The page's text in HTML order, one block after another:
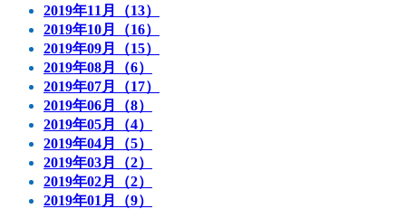
2019年11月（13）
2019年10月（16）
2019年09月（15）
2019年08月（6）
2019年07月（17）
2019年06月（8）
2019年05月（4）
2019年04月（5）
2019年03月（2）
2019年02月（2）
2019年01月（9）